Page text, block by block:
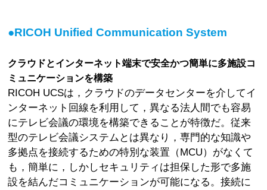
●RICOH Unified Communication System
クラウドとインターネット端末で安全かつ簡単に多施設コ
ミュニケーションを構築
RICOH UCSは，クラウドのデータセンターを介してイ
ンターネット回線を利用して，異なる法人間でも容易
にテレビ会議の環境を構築できることが特徴だ。従来
型のテレビ会議システムとは異なり，専門的な知識や
多拠点を接続するための特別な装置（MCU）がなくて
も，簡単に，しかしセキュリティは担保した形で多施
設を結んだコミュニケーションが可能になる。接続に